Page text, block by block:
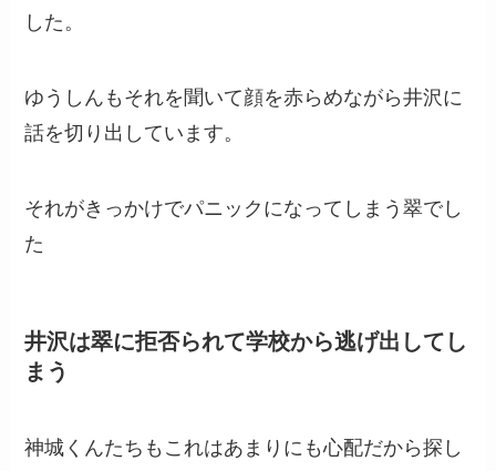
した。
ゆうしんもそれを聞いて顔を赤らめながら井沢に
話を切り出しています。
それがきっかけでパニックになってしまう翠でし
た
井沢は翠に拒否られて学校から逃げ出してし
まう
神城くんたちもこれはあまりにも心配だから探し